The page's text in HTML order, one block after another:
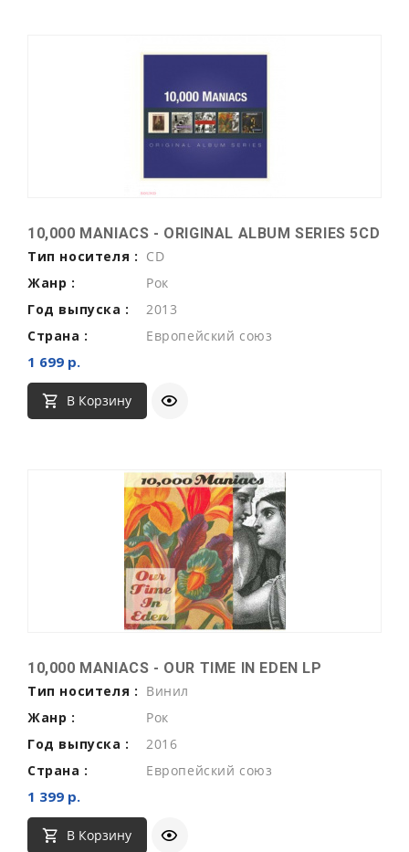
10,000 MANIACS - ORIGINAL ALBUM SERIES 5CD
Тип носителя : CD
Жанр :
Рок
Год выпуска :
2013
Страна :
Европейский союз
1 699 р.
В Корзину
10,000 MANIACS - OUR TIME IN EDEN LP
Тип носителя : Винил
Жанр :
Рок
Год выпуска :
2016
Страна :
Европейский союз
1 399 р.
В Корзину